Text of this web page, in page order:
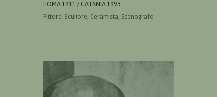
ROMA 1911 / CATANIA 1993
Pittore, Scultore, Ceramista, Scenografo